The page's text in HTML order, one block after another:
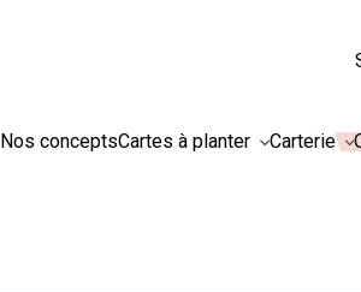
Nos conceptsCartes à planter Carterie